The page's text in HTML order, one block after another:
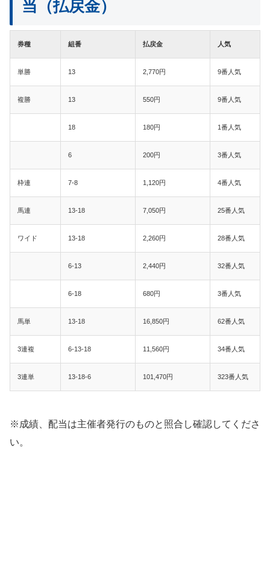
当（払戻金）
券種 組番 払戻金 人気
単勝 13 2,770円 9番人気
複勝 13 550円 9番人気
18 180円 1番人気
6 200円 3番人気
枠連 7-8 1,120円 4番人気
馬連 13-18 7,050円 25番人気
ワイド 13-18 2,260円 28番人気
6-13 2,440円 32番人気
6-18 680円 3番人気
馬単 13-18 16,850円 62番人気
3連複 6-13-18 11,560円 34番人気
3連単 13-18-6 101,470円 323番人気
※成績、配当は主催者発行のものと照合し確認してくださ
い。